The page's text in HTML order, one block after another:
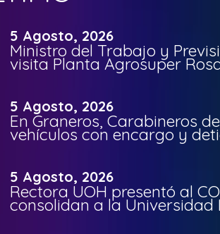
5 Agosto, 2026
Ministro del Trabajo y
visita Planta Agrosuper
5 Agosto, 2026
En Graneros, Carabineros
vehículos con encargo y
5 Agosto, 2026
Rectora UOH presentó al
consolidan a la Universidad